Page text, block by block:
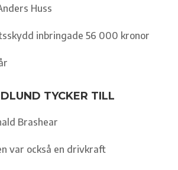
Huss
inbringade 56 000 kronor
TYCKER TILL
Brashear
var också en drivkraft